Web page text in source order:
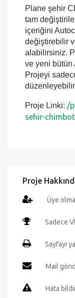
Proje
Plane şehir
tam
içeriğini
değiştirebilir
alabilirsiniz.
ve yeni bütün
Projeyi
Proje Linki: /
Proje
Üye
Sadece
Sayfayı
Mail